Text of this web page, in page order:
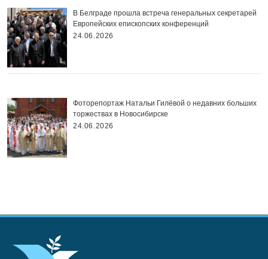
В Белграде прошла встреча генеральных секретарей
Европейских епископских конференций
24.06.2026
Фоторепортаж Натальи Гилёвой о недавних больших
торжествах в Новосибирске
24.06.2026